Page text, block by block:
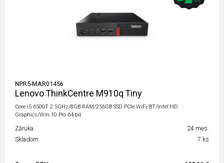
NPR5-MAR01456
Lenovo ThinkCentre M910q Tiny
Core i5 6500T 2.5GHz/8GB RAM/256GB SSD PCIe WiFi/BT/Intel HD
Graphics/Win 10 Pro 64-bit
Záruka
24 mes.
Skladom
7 ks